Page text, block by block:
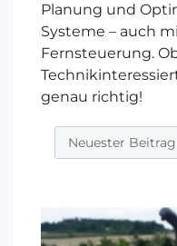
Planung und
Systeme – auch
Fernsteuerung.
genau richtig!